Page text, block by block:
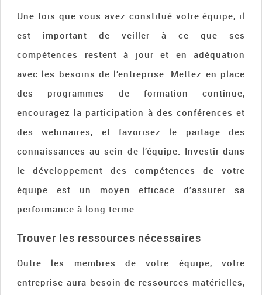
Une fois que vous avez constitué votre équipe, il
est important de veiller à ce que ses
compétences restent à jour et en adéquation
avec les besoins de l’entreprise. Mettez en place
des programmes de formation continue,
encouragez la participation à des conférences et
des webinaires, et favorisez le partage des
connaissances au sein de l’équipe. Investir dans
le développement des compétences de votre
équipe est un moyen efficace d’assurer sa
performance à long terme.
Trouver les ressources nécessaires
Outre les membres de votre équipe, votre
entreprise aura besoin de ressources matérielles,